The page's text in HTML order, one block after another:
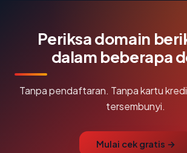
Periksa domain
dalam beberapa
Tanpa pendaftaran. Tanpa kartu
tersembunyi.
Mulai cek gratis →